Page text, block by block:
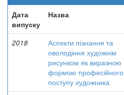
Дата
випуску
Назва
2018
Аспекти пізнання та
оволодіння художнім
рисунком як виразною
формою професійного
поступу художника